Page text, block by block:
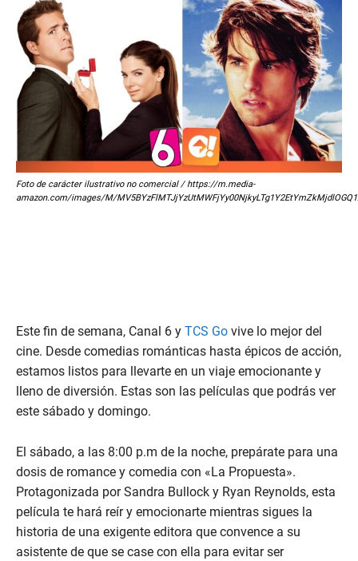
Foto de carácter ilustrativo no comercial / https://m.media-
amazon.com/images/M/
Este fin de semana, Canal 6 y TCS Go vive lo mejor del
cine. Desde comedias románticas hasta épicos de acción,
estamos listos para llevarte en un viaje emocionante y
lleno de diversión. Estas son las películas que podrás ver
este sábado y domingo.
El sábado, a las 8:00 p.m de la noche, prepárate para una
dosis de romance y comedia con «La Propuesta».
Protagonizada por Sandra Bullock y Ryan Reynolds, esta
película te hará reír y emocionarte mientras sigues la
historia de una exigente editora que convence a su
asistente de que se case con ella para evitar ser